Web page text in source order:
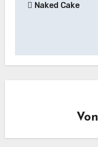
Naked Cake
Von